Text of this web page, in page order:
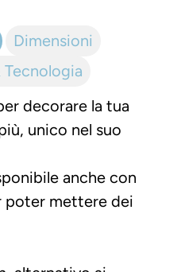
decorare la tua
unico nel suo
anche con
poter mettere dei
Dimensioni
Tecnologia